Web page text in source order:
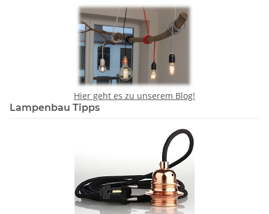
Hier geht es zu unserem Blog!
Lampenbau Tipps